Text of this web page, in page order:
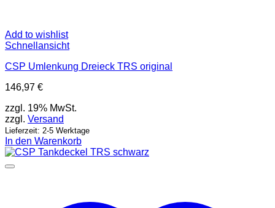
Add to wishlist
Schnellansicht
CSP Umlenkung Dreieck TRS original
146,97 €
zzgl. 19% MwSt.
zzgl. Versand
Lieferzeit: 2-5 Werktage
In den Warenkorb